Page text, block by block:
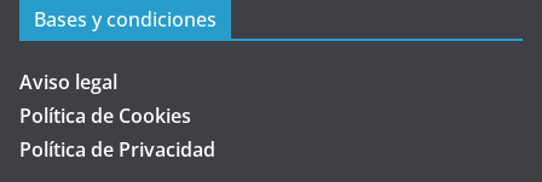
Bases y condiciones
Aviso legal
Política de Cookies
Política de Privacidad